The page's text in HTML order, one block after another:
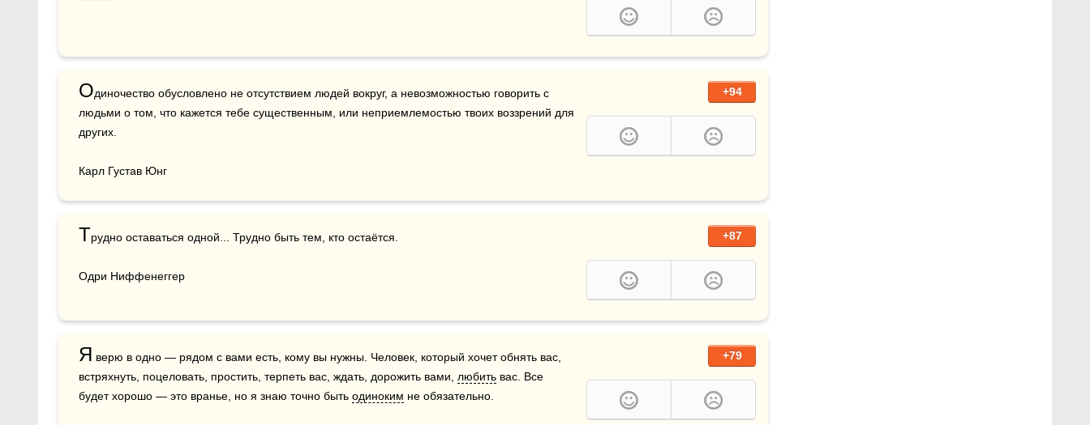
+94
Одиночество обусловлено не отсутствием людей вокруг, а невозможностью говорить с
людьми о том, что кажется тебе существенным, или неприемлемостью твоих воззрений для
других.
Карл Густав Юнг
+87
Трудно оставаться одной... Трудно быть тем, кто остаётся.
Одри Ниффенеггер
+79
Я верю в одно — рядом с вами есть, кому вы нужны. Человек, который хочет обнять вас,
встряхнуть, поцеловать, простить, терпеть вас, ждать, дорожить вами, любить вас. Все
будет хорошо — это вранье, но я знаю точно быть одиноким не обязательно.